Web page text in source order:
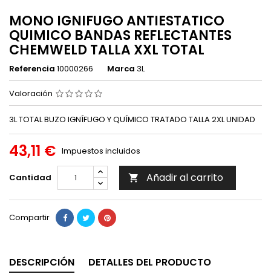
MONO IGNIFUGO ANTIESTATICO
QUIMICO BANDAS REFLECTANTES
CHEMWELD TALLA XXL TOTAL
Referencia 10000266 Marca 3L
Valoración
3L TOTAL BUZO IGNÍFUGO Y QUÍMICO TRATADO TALLA 2XL UNIDAD
43,11 € Impuestos incluidos
Cantidad  Añadir al carrito
Compartir
DESCRIPCIÓN
DETALLES DEL PRODUCTO